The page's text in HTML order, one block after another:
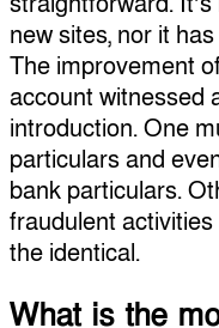
new sites, nor it
The improvement
account witnessed
introduction. One
particulars and
bank particulars.
fraudulent
the identical.
What is the